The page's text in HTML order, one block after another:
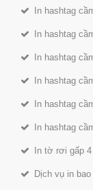
In hashtag
In hashtag
In hashtag
In hashtag
In hashtag
In hashtag
In tờ rơi gấp
Dịch vụ in